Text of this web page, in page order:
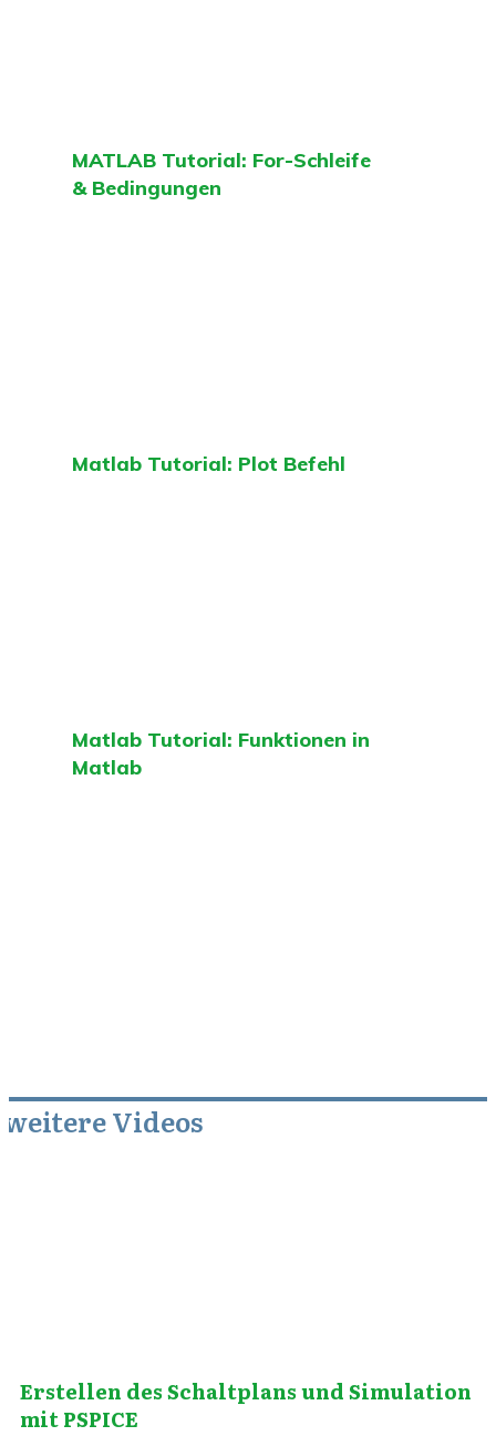
MATLAB Tutorial: For-Schleife
& Bedingungen
Matlab Tutorial: Plot Befehl
Matlab Tutorial: Funktionen in
Matlab
weitere Videos
Erstellen des Schaltplans und Simulation
mit PSPICE